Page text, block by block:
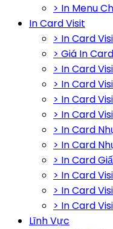
> In Menu
In Card Visit
> In Card
> Giá In
> In Card
> In Card
> In Card
> In Card
> In Card
> In Card
> In Card
> In Card
> In Card
> In Card
Lĩnh Vực